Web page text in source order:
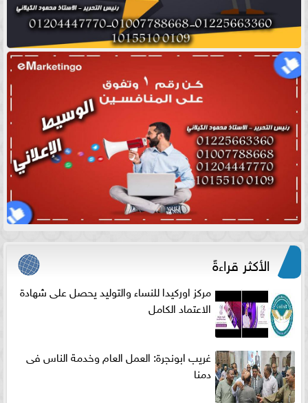
الأكثر قراءةً
مركز اوركيدا للنساء والتوليد يحصل على شهادة
الاعتماد الكامل
غريب ابونجرة: العمل العام وخدمة الناس فى
دمنا